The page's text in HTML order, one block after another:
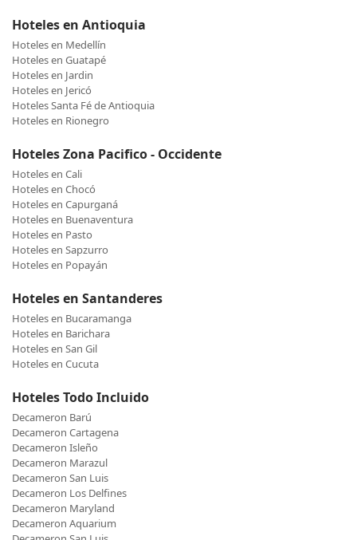
Hoteles en Antioquia
Hoteles en Medellín
Hoteles en Guatapé
Hoteles en Jardin
Hoteles en Jericó
Hoteles Santa Fé de Antioquia
Hoteles en Rionegro
Hoteles Zona Pacifico - Occidente
Hoteles en Cali
Hoteles en Chocó
Hoteles en Capurganá
Hoteles en Buenaventura
Hoteles en Pasto
Hoteles en Sapzurro
Hoteles en Popayán
Hoteles en Santanderes
Hoteles en Bucaramanga
Hoteles en Barichara
Hoteles en San Gil
Hoteles en Cucuta
Hoteles Todo Incluido
Decameron Barú
Decameron Cartagena
Decameron Isleño
Decameron Marazul
Decameron San Luis
Decameron Los Delfines
Decameron Maryland
Decameron Aquarium